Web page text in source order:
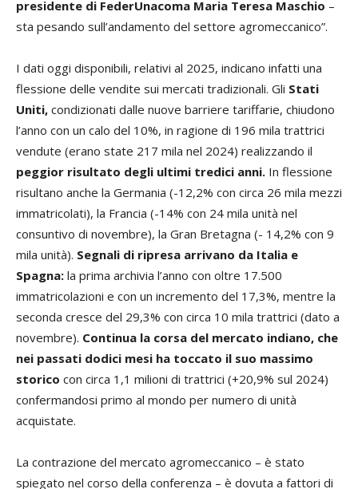
presidente di FederUnacoma Maria Teresa Maschio –
sta pesando sull’andamento del settore agromeccanico”.
I dati oggi disponibili, relativi al 2025, indicano infatti una
flessione delle vendite sui mercati tradizionali. Gli Stati
Uniti, condizionati dalle nuove barriere tariffarie, chiudono
l’anno con un calo del 10%, in ragione di 196 mila trattrici
vendute (erano state 217 mila nel 2024) realizzando il
peggior risultato degli ultimi tredici anni. In flessione
risultano anche la Germania (-12,2% con circa 26 mila mezzi
immatricolati), la Francia (-14% con 24 mila unità nel
consuntivo di novembre), la Gran Bretagna (- 14,2% con 9
mila unità). Segnali di ripresa arrivano da Italia e
Spagna: la prima archivia l’anno con oltre 17.500
immatricolazioni e con un incremento del 17,3%, mentre la
seconda cresce del 29,3% con circa 10 mila trattrici (dato a
novembre). Continua la corsa del mercato indiano, che
nei passati dodici mesi ha toccato il suo massimo
storico con circa 1,1 milioni di trattrici (+20,9% sul 2024)
confermandosi primo al mondo per numero di unità
acquistate.
La contrazione del mercato agromeccanico – è stato
spiegato nel corso della conferenza – è dovuta a fattori di